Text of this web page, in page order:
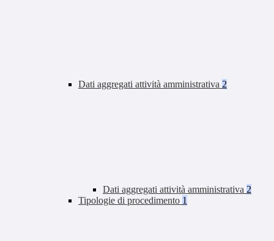
Dati aggregati attività amministrativa 2
Dati aggregati attività amministrativa 2
Tipologie di procedimento 1